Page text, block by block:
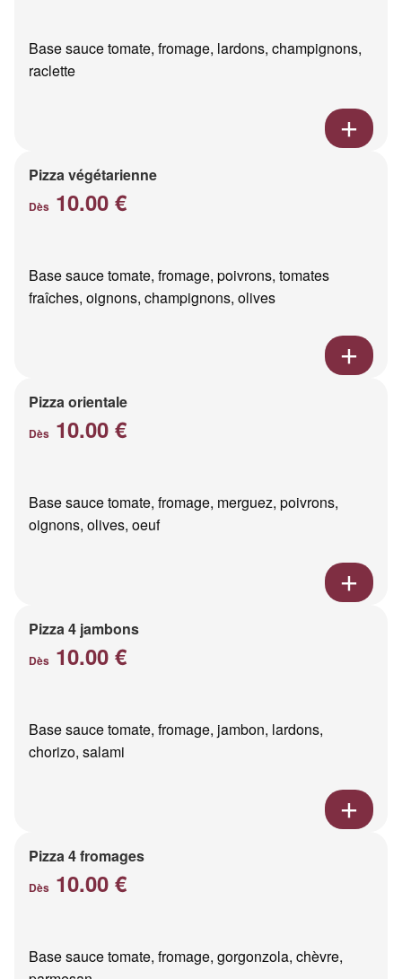
Base sauce tomate, fromage, lardons, champignons,
raclette
Pizza végétarienne
Dès 10.00 €
Base sauce tomate, fromage, poivrons, tomates
fraîches, oignons, champignons, olives
Pizza orientale
Dès 10.00 €
Base sauce tomate, fromage, merguez, poivrons,
oignons, olives, oeuf
Pizza 4 jambons
Dès 10.00 €
Base sauce tomate, fromage, jambon, lardons,
chorizo, salami
Pizza 4 fromages
Dès 10.00 €
Base sauce tomate, fromage, gorgonzola, chèvre,